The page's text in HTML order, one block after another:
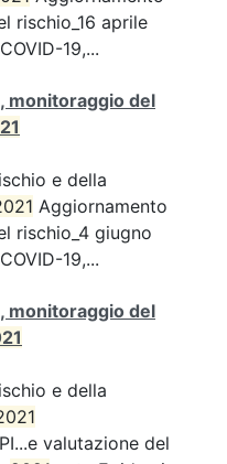
rischio_16 aprile
19,...
monitoraggio del
e della
Aggiornamento
rischio_4 giugno
19,...
monitoraggio del
e della
valutazione del